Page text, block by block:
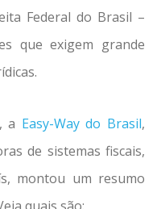
Federal do Brasil –
que exigem grande
a Easy-Way do Brasil,
de sistemas fiscais,
montou um resumo